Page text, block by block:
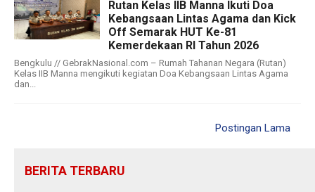
Rutan Kelas IIB Manna Ikuti Doa
Kebangsaan Lintas Agama dan Kick
Off Semarak HUT Ke-81
Kemerdekaan RI Tahun 2026
Bengkulu // GebrakNasional.com – Rumah Tahanan Negara (Rutan)
Kelas IIB Manna mengikuti kegiatan Doa Kebangsaan Lintas Agama
dan...
Postingan Lama
BERITA TERBARU